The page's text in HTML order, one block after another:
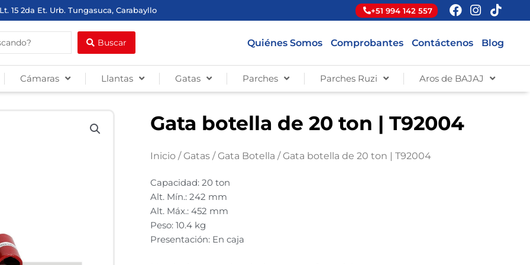
15 2da Et. Urb. Tungasuca, Carabayllo +51 994 142 557
Buscar Quiénes Somos Comprobantes Contáctenos Blog
Cámaras Llantas Gatas Parches Parches Ruzi Aros de BAJAJ
Gata botella de 20 ton | T92004
Inicio / Gatas / Gata Botella / Gata botella de 20 ton | T92004
Capacidad: 20 ton
Alt. Mín.: 242 mm
Alt. Máx.: 452 mm
Peso: 10.4 kg
Presentación: En caja